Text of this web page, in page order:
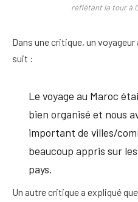
reflétant la tour à
Dans une critique, un
suit :
Le voyage au Maroc
bien organisé et nous
important de villes/
beaucoup appris sur
pays.
Un autre critique a expliqué